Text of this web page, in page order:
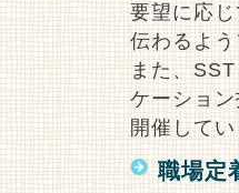
要望に応
伝わるよ
また、
ケーショ
開催して
職場定